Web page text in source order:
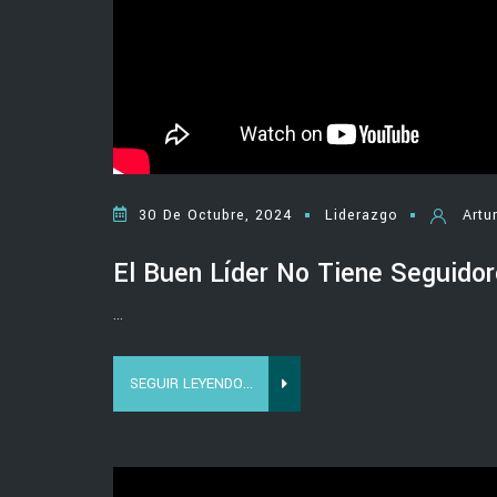
30 De Octubre, 2024 Liderazgo
El Buen Líder No Tiene
...
SEGUIR LEYENDO...